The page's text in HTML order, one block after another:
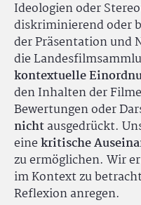
Ideologien oder
diskriminierend oder
der Präsentation und
die
kontextuelle
den Inhalten der
Bewertungen oder
nichtausgedrückt.
einekritische
zu ermöglichen. Wir
im Kontext zu
Reflexion anregen.